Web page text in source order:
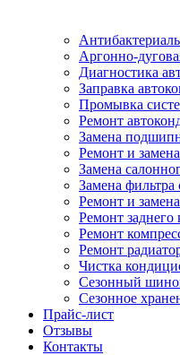
Аргонно-
Диагностика
Заправка
Промывка
Ремонт
Замена
Ремонт и
Замена
Замена фильтра
Ремонт и
Ремонт заднего
Ремонт
Ремонт
Чистка
Сезонный
Сезонное
Прайс-лист
Отзывы
Контакты